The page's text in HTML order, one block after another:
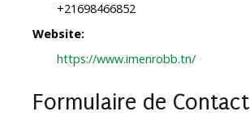
+21698466852
Website:
https://www.imenrobb.tn/
Formulaire de Contact